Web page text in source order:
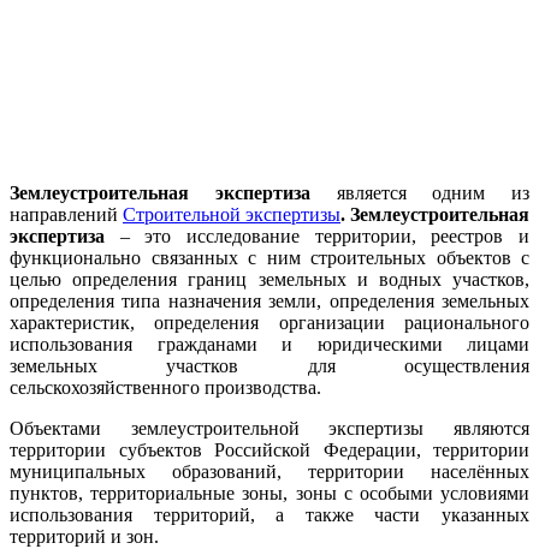
Землеустроительная экспертиза является одним из
направлений Строительной экспертизы. Землеустроительная
экспертиза – это исследование территории, реестров и
функционально связанных с ним строительных объектов с
целью определения границ земельных и водных участков,
определения типа назначения земли, определения земельных
характеристик, определения организации рационального
использования гражданами и юридическими лицами
земельных участков для осуществления
сельскохозяйственного производства.
Объектами землеустроительной экспертизы являются
территории субъектов Российской Федерации, территории
муниципальных образований, территории населённых
пунктов, территориальные зоны, зоны с особыми условиями
использования территорий, а также части указанных
территорий и зон.